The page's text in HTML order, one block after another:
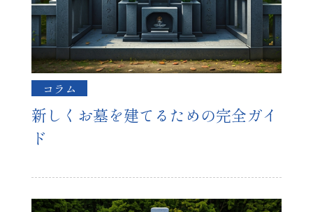
新しくお墓を建てるための完全ガイ
ド
コラム